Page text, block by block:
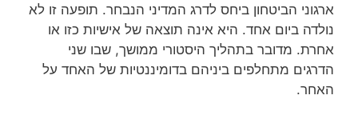
ארגוני הביטחון ביחס לדרג המדיני הנבחר. תופעה זו לא
נולדה ביום אחד. היא אינה תוצאה של אישיות כזו או
אחרת. מדובר בתהליך היסטורי ממושך, שבו שני
הדרגים מתחלפים ביניהם בדומיננטיות של האחד על
האחר.